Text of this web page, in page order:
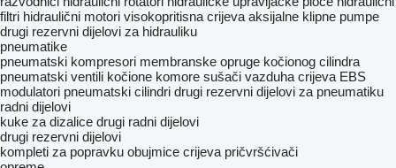
filtri hidraulični motori visokopritisna crijeva aksijalne klipne pumpe
drugi rezervni dijelovi za hidrauliku
pneumatikе
pneumatski kompresori membranske opruge kočionog cilindra
pneumatski ventili kočione komore sušači vazduha crijeva EBS
modulatori pneumatski cilindri drugi rezervni dijelovi za pneumatiku
radni dijelovi
kuke za dizalice drugi radni dijelovi
drugi rezervni dijelovi
kompleti za popravku obujmice crijeva pričvršćivači